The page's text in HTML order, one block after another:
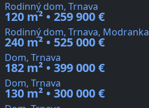
Rodinný dom, Trnava
120 m² • 259 900 €
Rodinný dom, Trnava, Modranka
240 m² • 525 000 €
Dom, Trnava
182 m² • 399 000 €
Dom, Trnava
130 m² • 300 000 €